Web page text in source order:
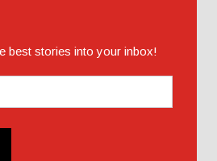
best stories into your inbox!